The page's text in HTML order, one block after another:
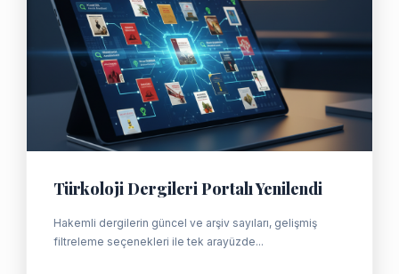
Türkoloji Dergileri Portalı Yenilendi
Hakemli dergilerin güncel ve arşiv sayıları, gelişmiş
filtreleme seçenekleri ile tek arayüzde...